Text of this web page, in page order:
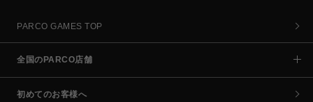
PARCO GAMES TOP
全国のPARCO店舗
初めてのお客様へ